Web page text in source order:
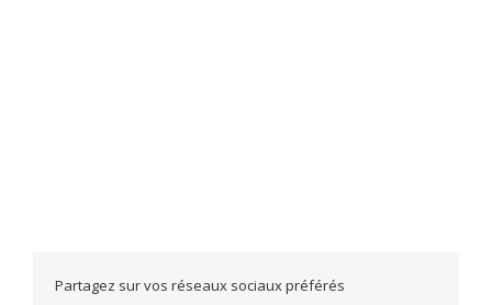
Partagez sur vos réseaux sociaux préférés